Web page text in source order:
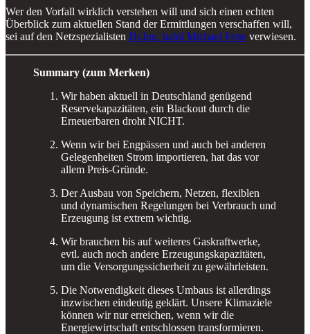
Wer den Vorfall wirklich verstehen will und sich einen echten
Überblick zum aktuellen Stand der Ermittlungen verschaffen will,
sei auf den Netzspezialisten Dr.Ing. habil Michael Fette verwiesen.
Summary (zum Merken)
Wir haben aktuell in Deutschland genügend
Reservekapazitäten, ein Blackout durch die
Erneuerbaren droht NICHT.
Wenn wir bei Engpässen und auch bei anderen
Gelegenheiten Strom importieren, hat das vor
allem Preis-Gründe.
Der Ausbau von Speichern, Netzen, flexiblen
und dynamischen Regelungen bei Verbrauch und
Erzeugung ist extrem wichtig.
Wir brauchen bis auf weiteres Gaskraftwerke,
evtl. auch noch andere Erzeugungskapazitäten,
um die Versorgungssicherheit zu gewährleisten.
Die Notwendigkeit dieses Umbaus ist allerdings
inzwischen eindeutig geklärt. Unsere Klimaziele
können wir nur erreichen, wenn wir die
Energiewirtschaft entschlossen transformieren.